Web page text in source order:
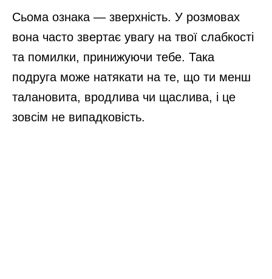
Сьома ознака — зверхність. У розмовах
вона часто звертає увагу на твої слабкості
та помилки, принижуючи тебе. Така
подруга може натякати на те, що ти менш
талановита, вродлива чи щаслива, і це
зовсім не випадковість.